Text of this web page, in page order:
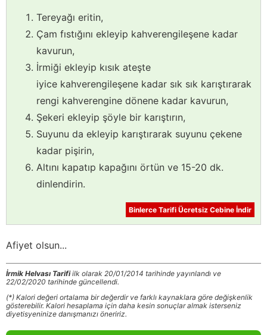
Tereyağı eritin,
Çam fıstığını ekleyip kahverengileşene kadar
kavurun,
İrmiği ekleyip kısık ateşte
iyice kahverengileşene kadar sık sık karıştırarak
rengi kahverengine dönene kadar kavurun,
Şekeri ekleyip şöyle bir karıştırın,
Suyunu da ekleyip karıştırarak suyunu çekene
kadar pişirin,
Altını kapatıp kapağını örtün ve 15-20 dk.
dinlendirin.
Binlerce Tarifi Ücretsiz Cebine İndir
Afiyet olsun...
İrmik Helvası Tarifiilk olarak 20/01/2014 tarihinde yayınlandı ve
22/02/2020 tarihinde güncellendi.
(*) Kalori değeri ortalama bir değerdir ve farklı kaynaklara göre değişkenlik
gösterebilir. Kalori hesaplama için daha kesin sonuçlar almak isterseniz
diyetisyeninize danışmanızı öneririz.